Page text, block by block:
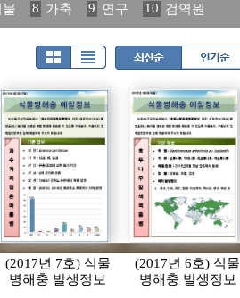
8 가축 9 연구 10 검역원
보 18 2023 19 농림수산
(2017년 7호) 식물
병해충 발생정보
(2017년 6호) 식물
병해충 발생정보